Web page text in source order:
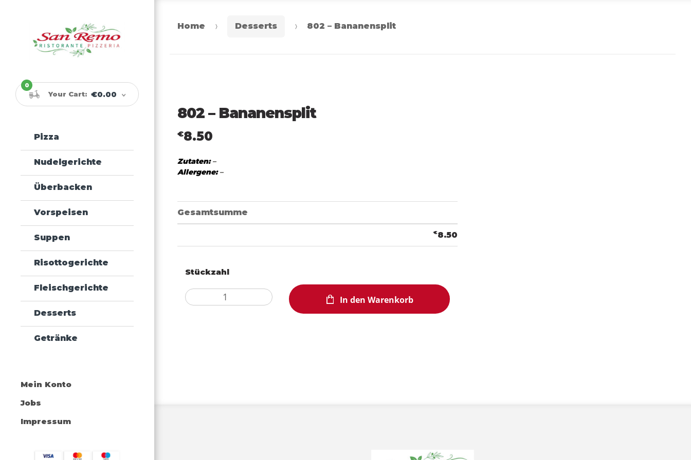
Your Cart: €0.00
0
Pizza
Nudelgerichte
Überbacken
Vorspeisen
Suppen
Risottogerichte
Fleischgerichte
Desserts
Getränke
Mein Konto
Jobs
Impressum
Home Desserts 802 – Bananensplit
802 – Bananensplit
€8.50
Zutaten:–
Allergene:–
Gesamtsumme
€8.50
Stückzahl
In den Warenkorb